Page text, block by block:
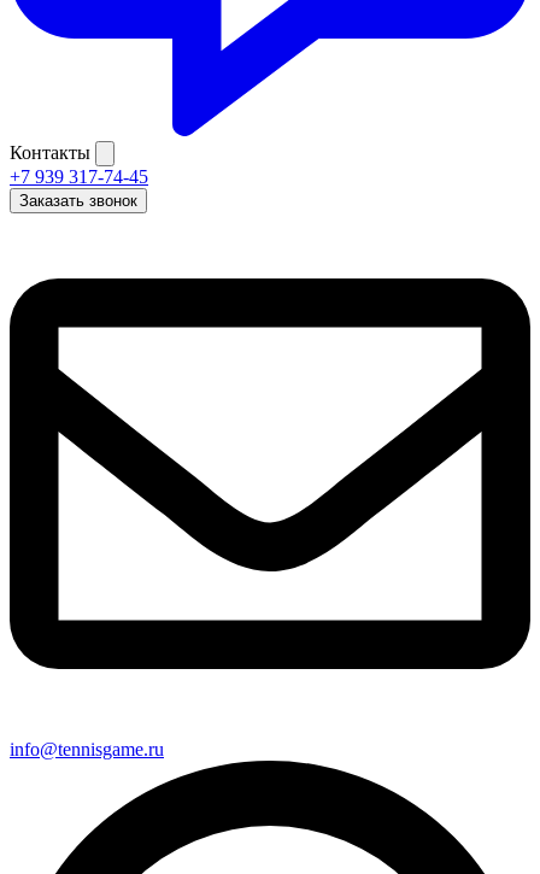
Контакты
+7 939 317-74-45
Заказать звонок
info@tennisgame.ru